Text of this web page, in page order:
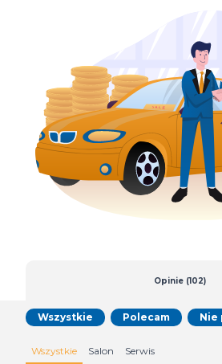
Opinie (102)
Wszystkie Salon Serwis
Wszystkie Polecam Nie